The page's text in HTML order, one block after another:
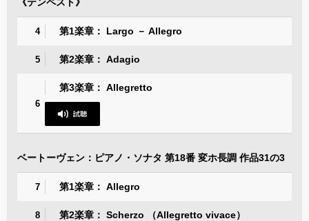
4 第1楽章： Largo － Allegro
5 第2楽章： Adagio
6
第3楽章： Allegretto
ベートーヴェン：ピアノ・ソナタ 第18番 変ホ長調 作品31の3
7 第1楽章： Allegro
8 第2楽章： Scherzo （Allegretto vivace）